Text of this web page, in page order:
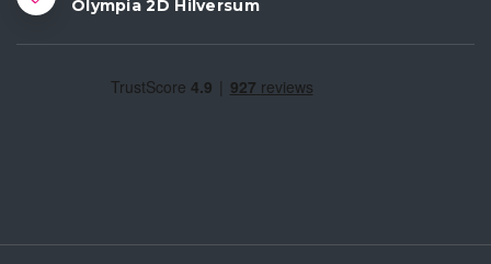
Olympia 2D Hilversum